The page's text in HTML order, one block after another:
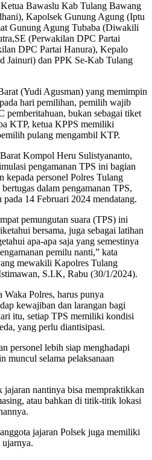
Bawaslu Kab Tulang Bawang
Kapolsek Gunung Agung (Iptu
Gunung Agung Tubaba (Diwakili
(Perwakilan DPC Partai
DPC Partai Hanura), Kepalo
Jainuri) dan PPK Se-Kab Tulang
(Yudi Agusman) yang memimpin
hari pemilihan, pemilih wajib
pemberitahuan, bukan sebagai tiket
KTP, ketua KPPS memiliki
pulang mengambil KTP.
Kompol Heru Sulistyananto,
pengamanan TPS ini bagian
kepada personel Polres Tulang
dalam pengamanan TPS,
pada 14 Februari 2024 mendatang.
pemungutan suara (TPS) ini
bersama, juga sebagai latihan
apa-apa saja yang semestinya
pemilu nanti,” kata
mewakili Kapolres Tulang
S.I.K, Rabu (30/1/2024).
Waka Polres, harus punya
kewajiban dan larangan bagi
itu, setiap TPS memiliki kondisi
yang perlu diantisipasi.
personel lebih siap menghadapi
muncul selama pelaksanaan
jajaran nantinya bisa mempraktikkan
atau bahkan di titik-titik lokasi
jajaran Polsek juga memiliki
ujarnya.